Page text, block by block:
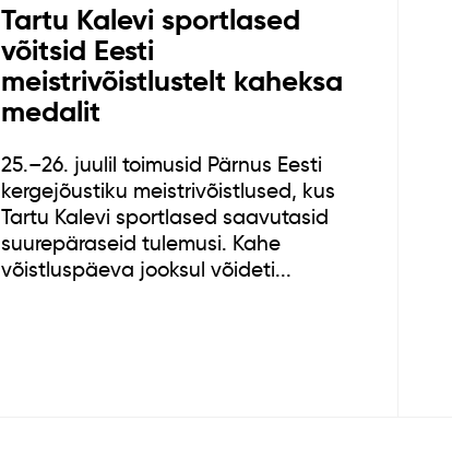
Tartu Kalevi sportlased
võitsid Eesti
meistrivõistlustelt kaheksa
medalit
25.–26. juulil toimusid Pärnus Eesti
kergejõustiku meistrivõistlused, kus
Tartu Kalevi sportlased saavutasid
suurepäraseid tulemusi. Kahe
võistluspäeva jooksul võideti...